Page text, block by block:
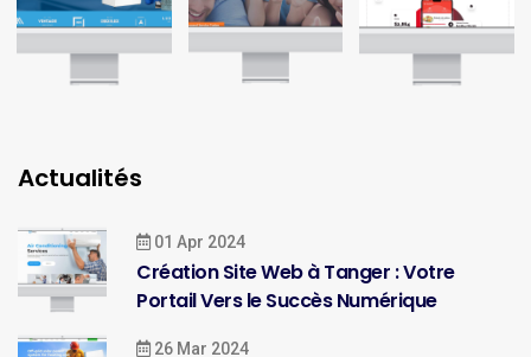
Actualités
01 Apr 2024
Création Site Web à Tanger : Votre
Portail Vers le Succès Numérique
26 Mar 2024